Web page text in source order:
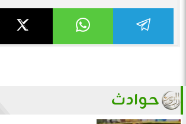
حوادث